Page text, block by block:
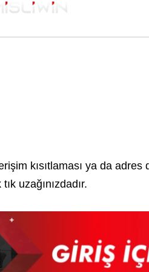
kısıtlaması ya da
uzağınızdadır.